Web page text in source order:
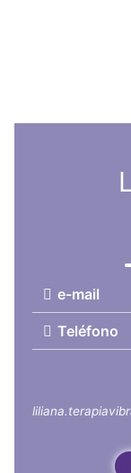
e-mail
Teléfono